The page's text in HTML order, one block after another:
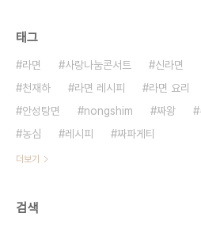
태그
라면 사랑나눔콘서트 신라면
천재하
라면 레시피 라면 요리
안성탕면
nongshim 짜왕
농심
레시피 짜파게티
더보기
검색